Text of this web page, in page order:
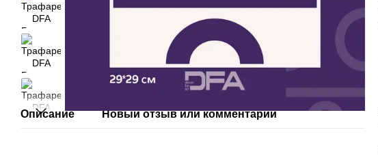
Описание Новый отзыв или комментарий